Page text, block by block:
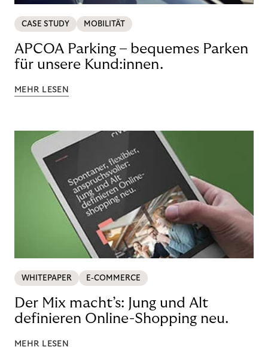
CASE STUDY MOBILITÄT
APCOA Parking – bequemes Parken
für unsere Kund:innen.
MEHR LESEN
WHITEPAPER E-COMMERCE
Der Mix macht’s: Jung und Alt
definieren Online-Shopping neu.
MEHR LESEN